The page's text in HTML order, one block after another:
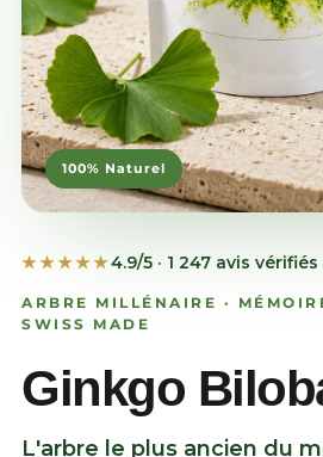
100% Naturel
★★★★★4.9/5 · 1 247 avis vérifiés
ARBRE MILLÉNAIRE ·
SWISS MADE
Ginkgo
L'arbre le plus ancien du